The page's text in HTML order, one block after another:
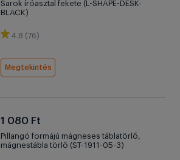
Sarok íróasztal fekete (L-SHAPE-DESK-
BLACK)
4.8 (76)
Megtekintés
1 080 Ft
Pillangó formájú mágneses táblatörlő,
mágnestábla törlő (ST-1911-05-3)